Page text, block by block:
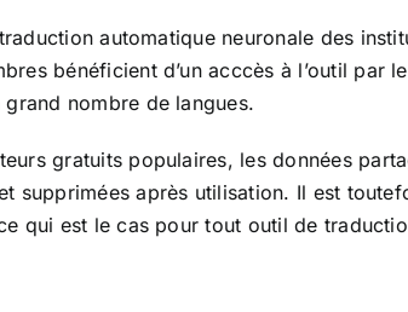
automatique neuronale des
bénéficient d’un acccès à l’outil par
nombre de langues.
gratuits populaires, les données
supprimées après utilisation. Il est
qui est le cas pour tout outil de